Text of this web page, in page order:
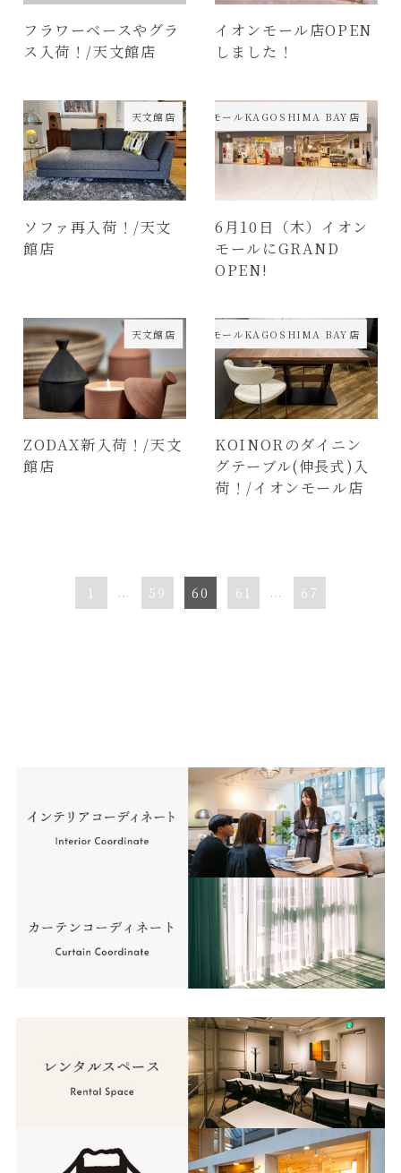
フラワーベースやグラ
ス入荷！/天文館店
イオンモール店OPEN
しました！
天文館店
ソファ再入荷！/天文
館店
イオンモールKAGOSHIMA BAY店
6月10日（木）イオン
モールにGRAND
OPEN!
天文館店
ZODAX新入荷！/天文
館店
イオンモールKAGOSHIMA BAY店
KOINORのダイニン
グテーブル(伸長式)入
荷！/イオンモール店
1 ... 59 60 61 ... 67